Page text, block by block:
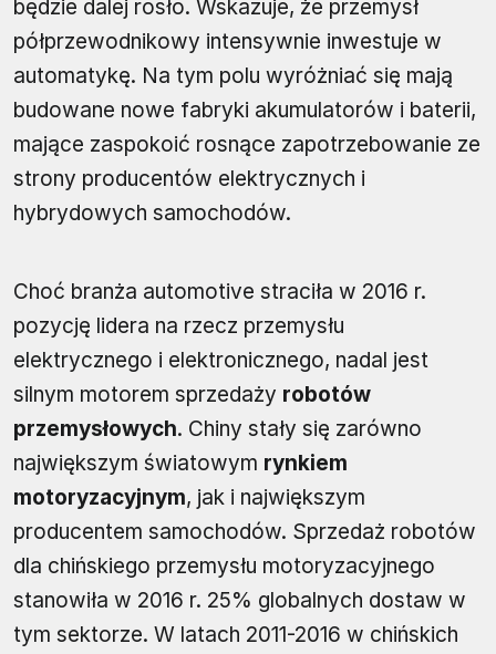
będzie dalej rosło. Wskazuje, że przemysł
półprzewodnikowy intensywnie inwestuje w
automatykę. Na tym polu wyróżniać się mają
budowane nowe fabryki akumulatorów i baterii,
mające zaspokoić rosnące zapotrzebowanie ze
strony producentów elektrycznych i
hybrydowych samochodów.
Choć branża automotive straciła w 2016 r.
pozycję lidera na rzecz przemysłu
elektrycznego i elektronicznego, nadal jest
silnym motorem sprzedaży robotów
przemysłowych. Chiny stały się zarówno
największym światowym rynkiem
motoryzacyjnym, jak i największym
producentem samochodów. Sprzedaż robotów
dla chińskiego przemysłu motoryzacyjnego
stanowiła w 2016 r. 25% globalnych dostaw w
tym sektorze. W latach 2011-2016 w chińskich